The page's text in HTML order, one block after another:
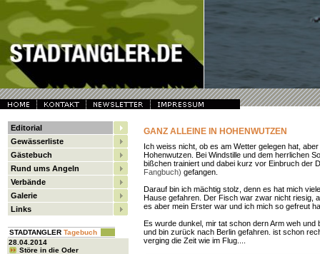
Editorial
Gewässerliste
Gästebuch
Rund ums Angeln
Verbände
Galerie
Links
STADTANGLER Tagebuch
28.04.2014
Störe in die Oder
GANZ ALLEINE IN HOHENWUTZEN
Ich weiss nicht, ob es am Wetter gelegen hat,
Hohenwutzen. Bei Windstille und dem herrlichen
bißchen trainiert und dabei kurz vor Einbruch der
Fangbuch) gefangen.
Darauf bin ich mächtig stolz, denn es hat mich
Hause gefahren. Der Fisch war zwar nicht riesig,
es aber mein Erster war und ich mich so gefreut
Es wurde dunkel, mir tat schon dern Arm weh
und bin zurück nach Berlin gefahren. ist schon
verging die Zeit wie im Flug....